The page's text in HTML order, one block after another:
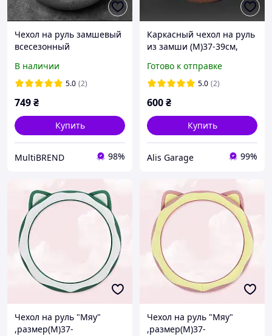
Чехол на руль замшевый
всесезонный
В наличии
5.0 (2)
749₴
Купить
MultiBREND 98%
Каркасный чехол на руль
из замши (М)37-39см,
Готово к отправке
5.0 (2)
600₴
Купить
Alis Garage 99%
Чехол на руль "Мяу"
,размер(М)37-
Чехол на руль "Мяу"
,размер(М)37-